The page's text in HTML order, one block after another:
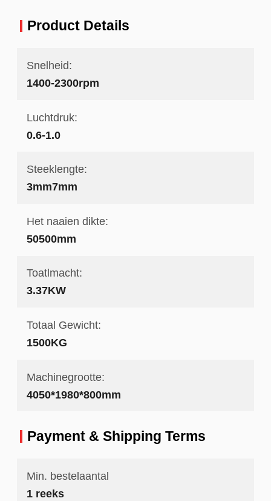
Product Details
Snelheid:
1400-2300rpm
Luchtdruk:
0.6-1.0
Steeklengte:
3mm7mm
Het naaien dikte:
50500mm
Toatlmacht:
3.37KW
Totaal Gewicht:
1500KG
Machinegrootte:
4050*1980*800mm
Payment & Shipping Terms
Min. bestelaantal
1 reeks